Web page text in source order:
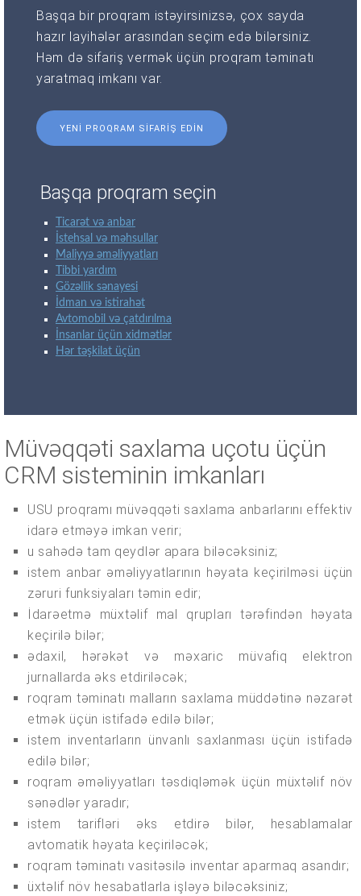
Başqa bir proqram istəyirsinizsə, çox sayda
hazır layihələr arasından seçim edə bilərsiniz.
Həm də sifariş vermək üçün proqram təminatı
yaratmaq imkanı var.
YENI PROQRAM SIFARIŞ EDIN
Başqa proqram seçin
Ticarət və anbar
İstehsal və məhsullar
Maliyyə əməliyyatları
Tibbi yardım
Gözəllik sənayesi
İdman və istirahət
Avtomobil və çatdırılma
İnsanlar üçün xidmətlər
Hər təşkilat üçün
Müvəqqəti saxlama uçotu üçün
CRM sisteminin imkanları
USU proqramı müvəqqəti saxlama anbarlarını effektiv
idarə etməyə imkan verir;
u sahədə tam qeydlər apara biləcəksiniz;
istem anbar əməliyyatlarının həyata keçirilməsi üçün
zəruri funksiyaları təmin edir;
İdarəetmə müxtəlif mal qrupları tərəfindən həyata
keçirilə bilər;
ədaxil, hərəkət və məxaric müvafiq elektron
jurnallarda əks etdiriləcək;
roqram təminatı malların saxlama müddətinə nəzarət
etmək üçün istifadə edilə bilər;
istem inventarların ünvanlı saxlanması üçün istifadə
edilə bilər;
roqram əməliyyatları təsdiqləmək üçün müxtəlif növ
sənədlər yaradır;
istem tarifləri əks etdirə bilər, hesablamalar
avtomatik həyata keçiriləcək;
roqram təminatı vasitəsilə inventar aparmaq asandır;
üxtəlif növ hesabatlarla işləyə biləcəksiniz;